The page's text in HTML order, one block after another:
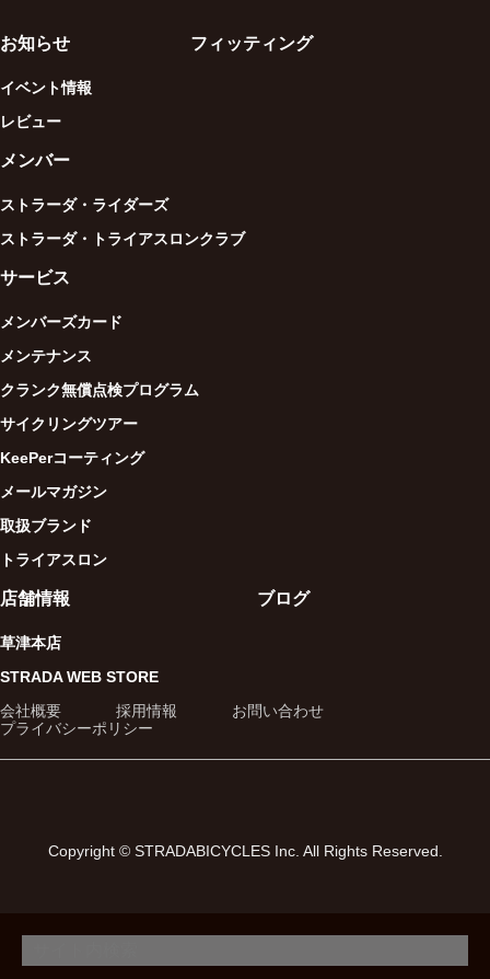
お知らせ
イベント情報
レビュー
フィッティング
メンバー
ストラーダ・ライダーズ
ストラーダ・トライアスロンクラブ
サービス
メンバーズカード
メンテナンス
クランク無償点検プログラム
サイクリングツアー
KeePerコーティング
メールマガジン
取扱ブランド
トライアスロン
店舗情報
草津本店
STRADA WEB STORE
ブログ
会社概要 採用情報
お問い合わせ
プライバシーポリシー
Copyright © STRADABICYCLES Inc. All Rights Reserved.